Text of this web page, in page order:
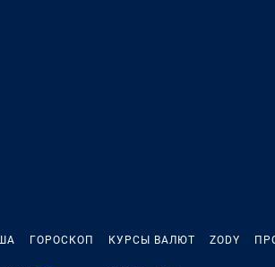
ГОРОСКОП КУРСЫ ВАЛЮТ ZODY